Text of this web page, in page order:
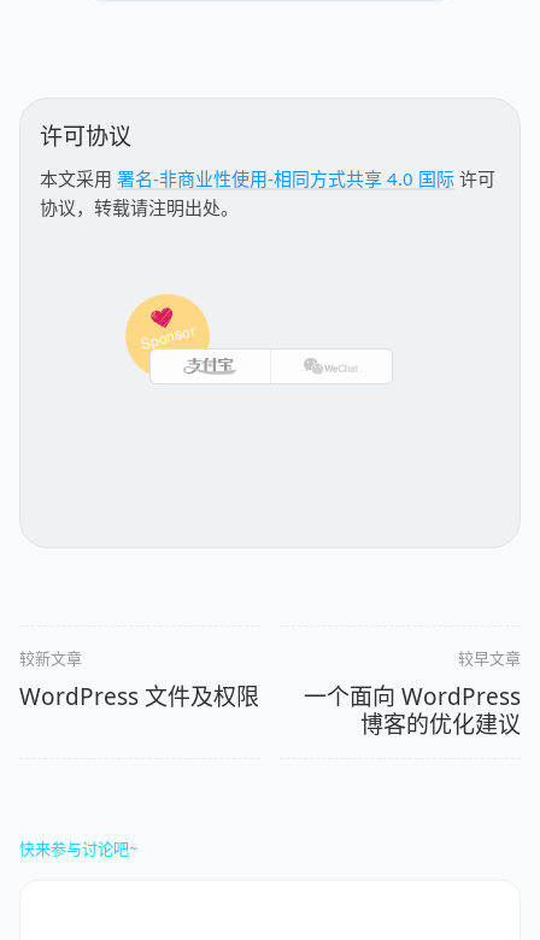
许可协议
本文采用 署名-非商业性使用-相同方式共享 4.0 国际 许可
协议，转载请注明出处。
较新文章
WordPress 文件及权限
较早文章
一个面向 WordPress
博客的优化建议
快来参与讨论吧~